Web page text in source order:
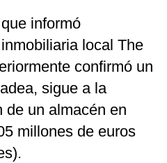
informó
local The
confirmó un
sigue a la
de un almacén en
millones de euros